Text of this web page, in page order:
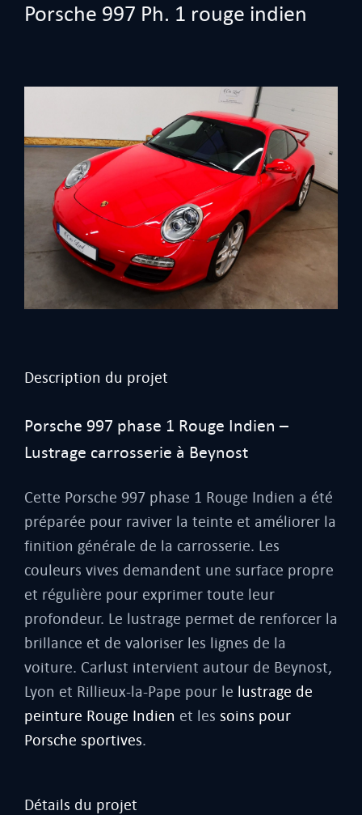
Porsche 997 Ph. 1 rouge indien
Image
Description du projet
Porsche 997 phase 1 Rouge Indien –
Lustrage carrosserie à Beynost
Cette Porsche 997 phase 1 Rouge Indien a été
préparée pour raviver la teinte et améliorer la
finition générale de la carrosserie. Les
couleurs vives demandent une surface propre
et régulière pour exprimer toute leur
profondeur. Le lustrage permet de renforcer la
brillance et de valoriser les lignes de la
voiture. Carlust intervient autour de Beynost,
Lyon et Rillieux-la-Pape pour le lustrage de
peinture Rouge Indien et les soins pour
Porsche sportives.
Détails du projet